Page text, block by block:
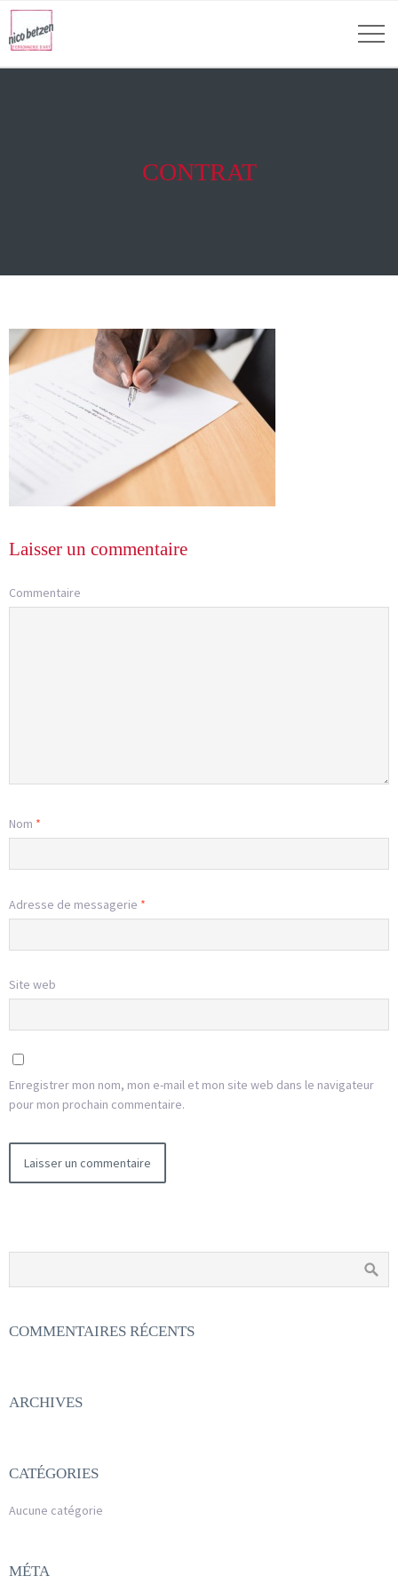
CONTRAT
Laisser un commentaire
Commentaire
Nom *
Adresse de messagerie *
Site web
Enregistrer mon nom, mon e-mail et mon site web dans le navigateur
pour mon prochain commentaire.
COMMENTAIRES RÉCENTS
ARCHIVES
CATÉGORIES
Aucune catégorie
MÉTA